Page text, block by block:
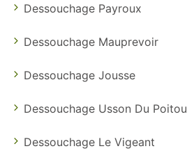
Dessouchage Payroux
Dessouchage Mauprevoir
Dessouchage Jousse
Dessouchage Usson Du Poitou
Dessouchage Le Vigeant